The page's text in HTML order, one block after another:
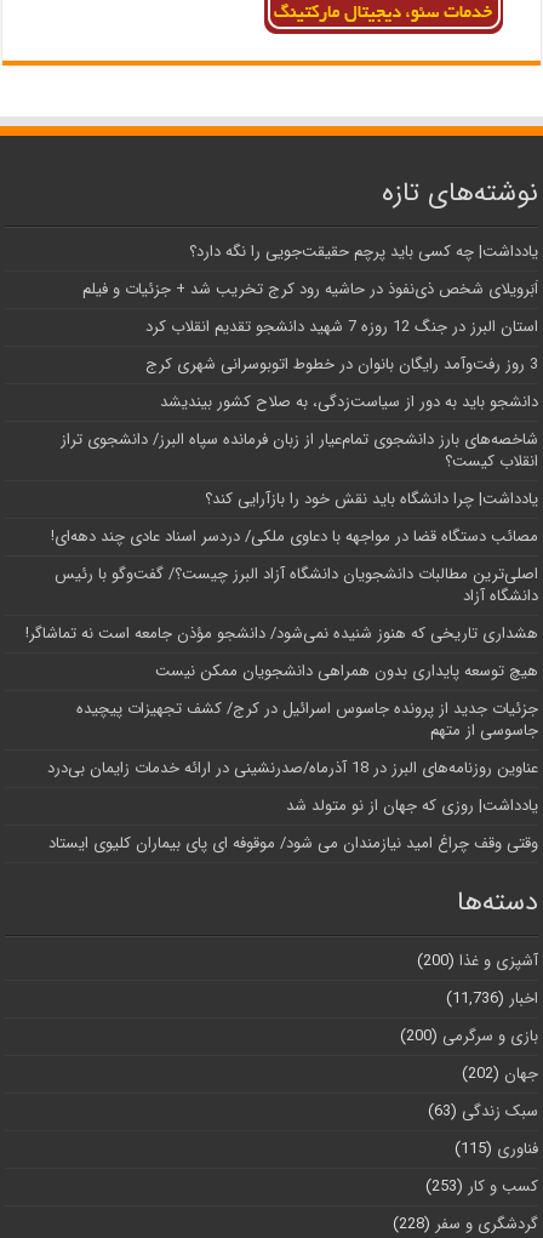
نوشته‌های تازه
یادداشت| ‌چه کسی باید پرچم حقیقت‌جویی را نگه دارد؟
اَبَر‌ویلای شخص ذی‌نفوذ در حاشیه‌ رود کرج تخریب شد + جزئیات و فیلم
استان البرز در جنگ 12 روزه 7 شهید دانشجو تقدیم انقلاب کرد
3 روز رفت‌وآمد رایگان بانوان در خطوط اتوبوسرانی شهری کرج
دانشجو باید به دور از سیاست‌زدگی، به صلاح کشور بیندیشد
شاخصه‌های بارز دانشجوی تمام‌عیار از زبان فرمانده سپاه البرز/ دانشجوی تراز
انقلاب کیست؟
یادداشت| چرا دانشگاه باید نقش خود را بازآرایی کند؟
مصائب دستگاه قضا در مواجهه با دعاوی ملکی/ دردسر اسناد عادی چند‌ دهه‌ای!
اصلی‌ترین مطالبات دانشجویان دانشگاه آزاد البرز چیست؟/ گفت‌وگو با رئیس
دانشگاه آز‌اد
هشداری تاریخی که هنوز شنیده نمی‌شود/ دانشجو مؤذن جامعه است نه تماشاگر!
هیچ توسعه پایداری بدون همراهی دانشجویان ممکن نیست
جزئیات جدید از پرونده جاسوس اسرائیل در کرج/‌ کشف تجهیزات پیچیده
جاسوسی از متهم
عناوین روزنامه‌های البرز در ‌18 آذرماه/صدرنشینی در ارائه خدمات زایمان بی‌درد
یادداشت| روزی که جهان از نو متولد شد
وقتی وقف چراغ امید نیازمندان می شود/ موقوفه ای پای بیماران کلیوی ایستاد
دسته‌ها
آشپزی و غذا (200)
اخبار (11,736)
بازی و سرگرمی (200)
جهان (202)
سبک زندگی (63)
فناوری (115)
کسب و کار (253)
گردشگری و سفر (228)